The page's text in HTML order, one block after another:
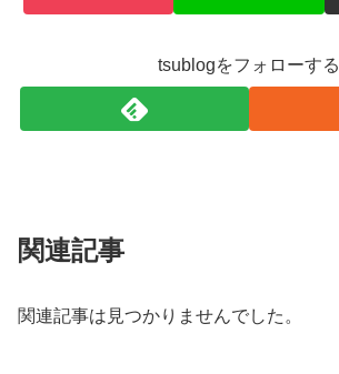
tsublogをフォローする
関連記事
関連記事は見つかりませんでした。